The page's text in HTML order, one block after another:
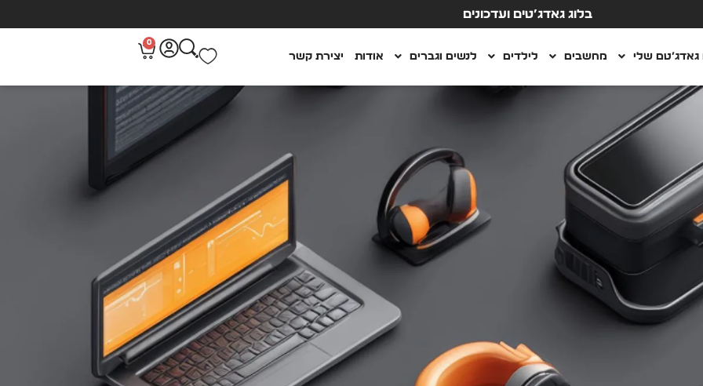
בלוג גאדג’טים ועדכונים
גאדג’טם שלי מחשבים לילדים לנשים וגברים אודות יצירת קשר
0